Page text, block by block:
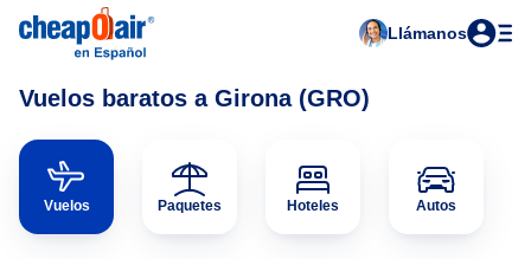
Llámanos
Vuelos baratos a Girona (GRO)
Vuelos Paquetes Hoteles Autos